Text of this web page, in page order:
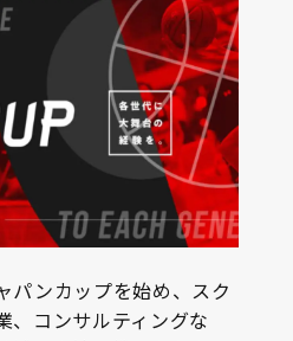
パンカップを始め、スク
、コンサルティングな